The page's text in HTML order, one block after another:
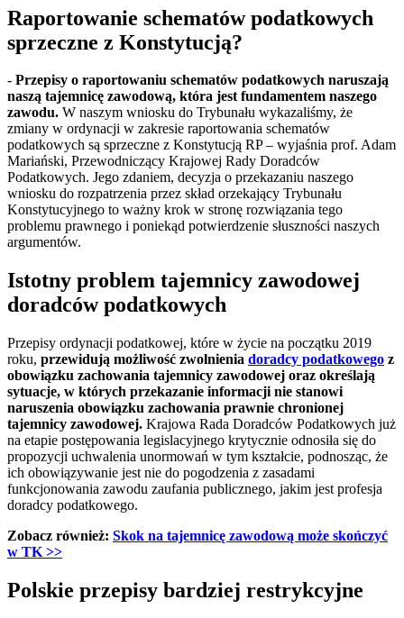
Raportowanie schematów podatkowych
sprzeczne z Konstytucją?
- Przepisy o raportowaniu schematów podatkowych naruszają
naszą tajemnicę zawodową, która jest fundamentem naszego
zawodu. W naszym wniosku do Trybunału wykazaliśmy, że
zmiany w ordynacji w zakresie raportowania schematów
podatkowych są sprzeczne z Konstytucją RP – wyjaśnia prof. Adam
Mariański, Przewodniczący Krajowej Rady Doradców
Podatkowych. Jego zdaniem, decyzja o przekazaniu naszego
wniosku do rozpatrzenia przez skład orzekający Trybunału
Konstytucyjnego to ważny krok w stronę rozwiązania tego
problemu prawnego i poniekąd potwierdzenie słuszności naszych
argumentów.
Istotny problem tajemnicy zawodowej
doradców podatkowych
Przepisy ordynacji podatkowej, które w życie na początku 2019
roku, przewidują możliwość zwolnienia doradcy podatkowego z
obowiązku zachowania tajemnicy zawodowej oraz określają
sytuacje, w których przekazanie informacji nie stanowi
naruszenia obowiązku zachowania prawnie chronionej
tajemnicy zawodowej. Krajowa Rada Doradców Podatkowych już
na etapie postępowania legislacyjnego krytycznie odnosiła się do
propozycji uchwalenia unormowań w tym kształcie, podnosząc, że
ich obowiązywanie jest nie do pogodzenia z zasadami
funkcjonowania zawodu zaufania publicznego, jakim jest profesja
doradcy podatkowego.
Zobacz również: Skok na tajemnicę zawodową może skończyć
w TK >>
Polskie przepisy bardziej restrykcyjne